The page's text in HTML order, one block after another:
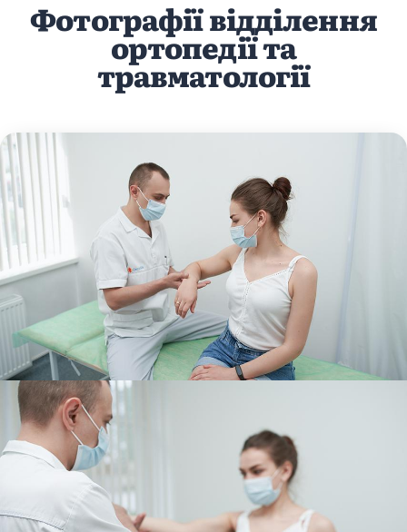
Фотографії відділення
ортопедії та
травматології